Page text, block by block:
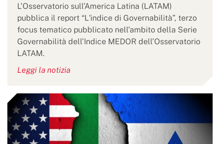
L’Osservatorio sull’America Latina (LATAM)
pubblica il report “L'indice di Governabilità”, terzo
focus tematico pubblicato nell’ambito della Serie
Governabilità dell’Indice MEDOR dell’Osservatorio
LATAM.
Leggi la notizia